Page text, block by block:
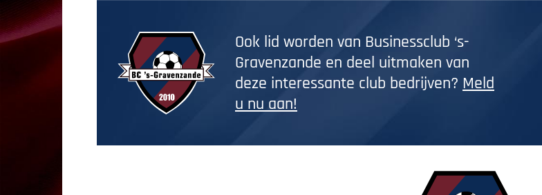
Ook lid worden van Businessclub ‘s-
Gravenzande en deel uitmaken van
deze interessante club bedrijven? Meld
u nu aan!